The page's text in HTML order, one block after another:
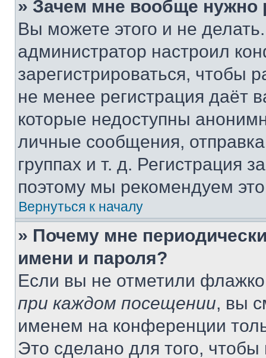
» Зачем мне вообще нужно
Вы можете этого и не
администратор настроил
зарегистрироваться, чтобы
не менее регистрация даёт
которые недоступны
личные сообщения,
группах и т. д. Регистрация
поэтому мы рекомендуем
Вернуться к началу
» Почему мне
имени и пароля?
Если вы не отметили
при каждом посещении, вы
именем на конференции
Это сделано для того, чтобы